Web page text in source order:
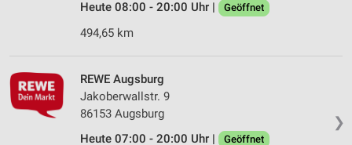
Heute 08:00 - 20:00 Uhr |
Geöffnet
494,65 km
❯
REWE Augsburg
Jakoberwallstr. 9
86153 Augsburg
Heute 07:00 - 20:00 Uhr |
Geöffnet